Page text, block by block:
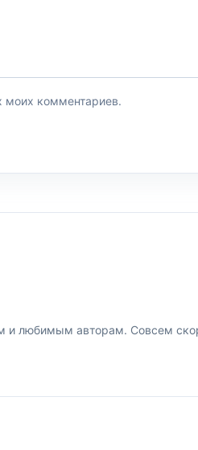
моих комментариев.
любимым авторам. Совсем